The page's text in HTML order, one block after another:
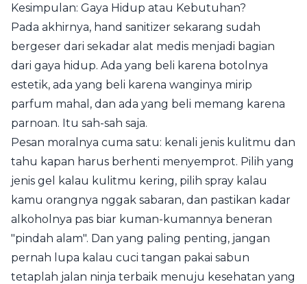
Kesimpulan: Gaya Hidup atau Kebutuhan?
Pada akhirnya, hand sanitizer sekarang sudah
bergeser dari sekadar alat medis menjadi bagian
dari gaya hidup. Ada yang beli karena botolnya
estetik, ada yang beli karena wanginya mirip
parfum mahal, dan ada yang beli memang karena
parnoan. Itu sah-sah saja.
Pesan moralnya cuma satu: kenali jenis kulitmu dan
tahu kapan harus berhenti menyemprot. Pilih yang
jenis gel kalau kulitmu kering, pilih spray kalau
kamu orangnya nggak sabaran, dan pastikan kadar
alkoholnya pas biar kuman-kumannya beneran
"pindah alam". Dan yang paling penting, jangan
pernah lupa kalau cuci tangan pakai sabun
tetaplah jalan ninja terbaik menuju kesehatan yang